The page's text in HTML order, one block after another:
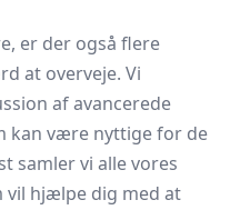
er der også flere
at overveje. Vi
af avancerede
kan være nyttige for de
samler vi alle vores
vil hjælpe dig med at